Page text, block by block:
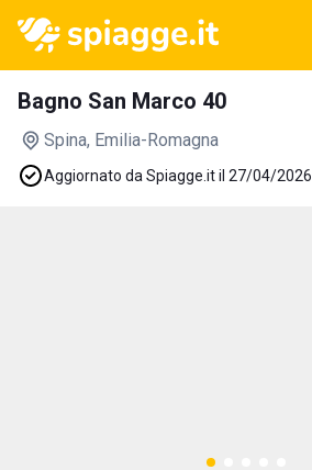
Bagno San Marco 40
Spina, Emilia-Romagna
Aggiornato da Spiagge.it il 27/04/2026